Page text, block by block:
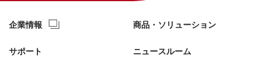
企業情報 商品・ソリューション
サポート ニュースルーム